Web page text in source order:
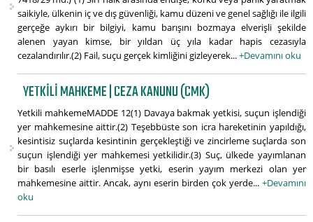
saikiyle, ülkenin iç ve dış güvenliği, kamu düzeni ve genel sağlığı ile ilgili
gerçeğe aykırı bir bilgiyi, kamu barışını bozmaya elverişli şekilde
alenen yayan kimse, bir yıldan üç yıla kadar hapis cezasıyla
cezalandırılır.(2) Fail, suçu gerçek kimliğini gizleyerek...+Devamını oku
YETKILI MAHKEME | CEZA KANUNU (CMK)
Yetkili mahkemeMADDE 12(1) Davaya bakmak yetkisi, suçun işlendiği
yer mahkemesine aittir.(2) Teşebbüste son icra hareketinin yapıldığı,
kesintisiz suçlarda kesintinin gerçekleştiği ve zincirleme suçlarda son
suçun işlendiği yer mahkemesi yetkilidir.(3) Suç, ülkede yayımlanan
bir basılı eserle işlenmişse yetki, eserin yayım merkezi olan yer
mahkemesine aittir. Ancak, aynı eserin birden çok yerde... +Devamını
oku